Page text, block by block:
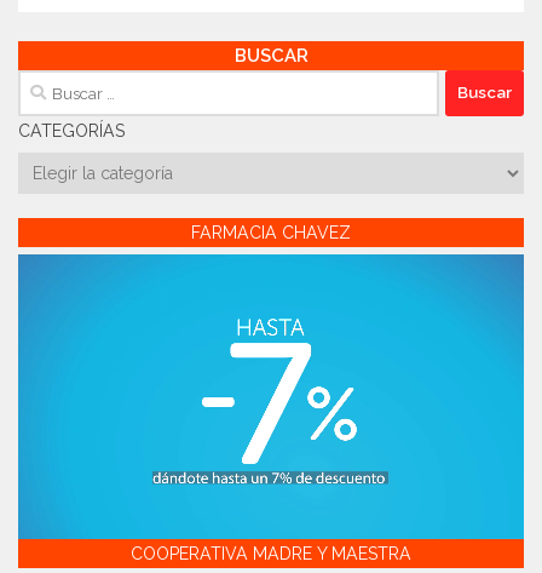
BUSCAR
Buscar:
CATEGORÍAS
Categorías
FARMACIA CHAVEZ
COOPERATIVA MADRE Y MAESTRA